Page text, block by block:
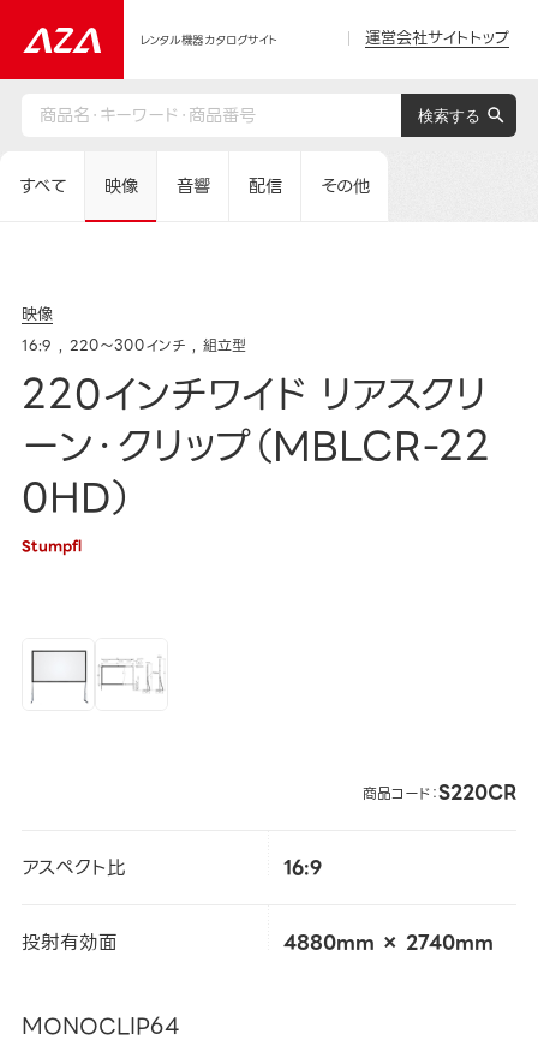
レンタル機器カタログサイト 運営会社サイトトップ
すべて 映像 音響 配信 その他
映像
16:9 220～300インチ 組立型
220インチワイド リアスクリ
ーン・クリップ（MBLCR-22
0HD）
Stumpfl
商品コード：S220CR
アスペクト比 16:9
投射有効面 4880mm × 2740mm
MONOCLIP64